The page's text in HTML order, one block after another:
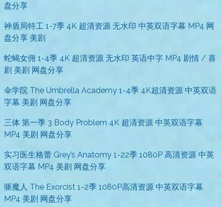
盘分享
神盾局特工 1-7季 4K 超清资源 无水印 中英双语字幕 MP4 网
盘分享 美剧
蛇蝎女佣 1-4季 4K 超清资源 无水印 英语中字 MP4 剧情 / 喜
剧 美剧 网盘分享
伞学院 The Umbrella Academy 1-4季 4K超清资源 中英双语
字幕 美剧 网盘分享
三体 第一季 3 Body Problem 4K 超清资源 中英双语字幕
MP4 美剧 网盘分享
实习医生格蕾 Grey’s Anatomy 1-22季 1080P 高清资源 中英
双语字幕 MP4 美剧 网盘分享
驱魔人 The Exorcist 1-2季 1080P高清资源 中英双语字幕
MP4 美剧 网盘分享